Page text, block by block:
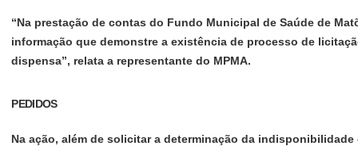
“Na prestação de contas do Fundo Municipal de Saúde de
informação que demonstre a existência de processo de
dispensa”, relata a representante do MPMA.
PEDIDOS
Na ação, além de solicitar a determinação da